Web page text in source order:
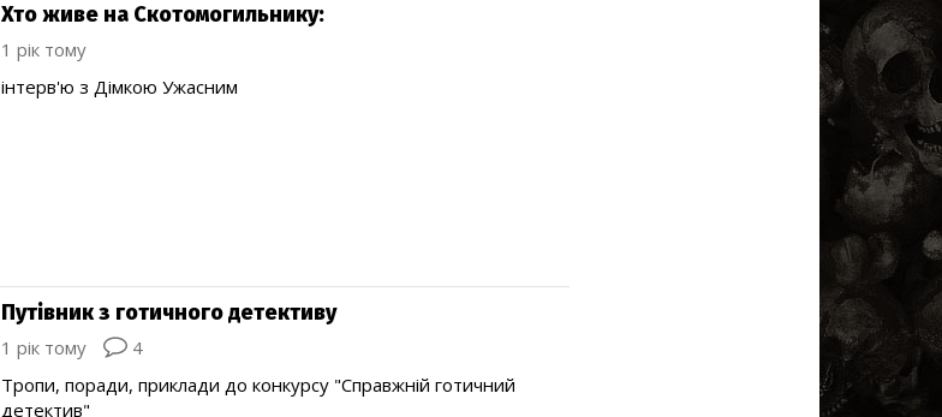
Хто живе на Скотомогильнику:
1 рік тому
інтерв'ю з Дімкою Ужасним
Путівник з готичного детективу
1 рік тому
4
Тропи, поради, приклади до конкурсу "Справжній готичний
детектив"